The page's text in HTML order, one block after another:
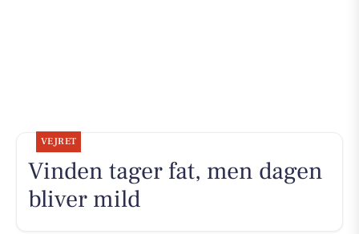
VEJRET
Vinden tager fat, men dagen
bliver mild